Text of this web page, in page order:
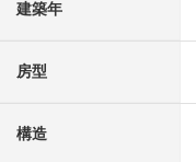
建築年
房型
構造